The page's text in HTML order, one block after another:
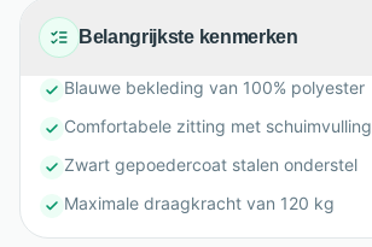
Belangrijkste kenmerken
Blauwe bekleding van 100% polyester
Comfortabele zitting met schuimvulling
Zwart gepoedercoat stalen onderstel
Maximale draagkracht van 120 kg